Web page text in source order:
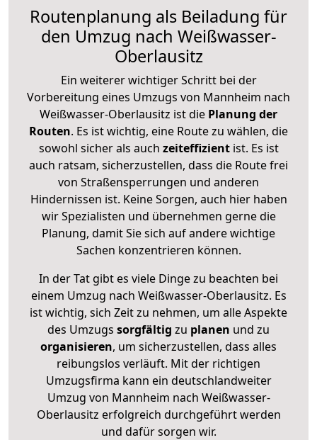
Routenplanung als Beiladung für
den Umzug nach Weißwasser-
Oberlausitz
Ein weiterer wichtiger Schritt bei der
Vorbereitung eines Umzugs von Mannheim nach
Weißwasser-Oberlausitz ist die Planung der
Routen. Es ist wichtig, eine Route zu wählen, die
sowohl sicher als auch zeiteffizientist. Es ist
auch ratsam, sicherzustellen, dass die Route frei
von Straßensperrungen und anderen
Hindernissen ist. Keine Sorgen, auch hier haben
wir Spezialisten und übernehmen gerne die
Planung, damit Sie sich auf andere wichtige
Sachen konzentrieren können.
In der Tat gibt es viele Dinge zu beachten bei
einem Umzug nach Weißwasser-Oberlausitz. Es
ist wichtig, sich Zeit zu nehmen, um alle Aspekte
des Umzugs sorgfältig zu planen und zu
organisieren, um sicherzustellen, dass alles
reibungslos verläuft. Mit der richtigen
Umzugsfirma kann ein deutschlandweiter
Umzug von Mannheim nach Weißwasser-
Oberlausitz erfolgreich durchgeführt werden
und dafür sorgen wir.